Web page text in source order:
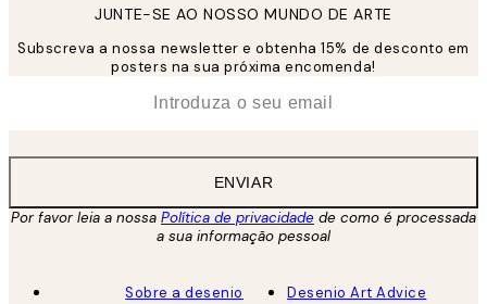
JUNTE-SE AO NOSSO MUNDO DE ARTE
Subscreva a nossa newsletter e obtenha 15% de desconto em
posters na sua próxima encomenda!
ENVIAR
Por favor leia a nossa Política de privacidade de como é processada
a sua informação pessoal
Sobre a desenio
Desenio Art Advice